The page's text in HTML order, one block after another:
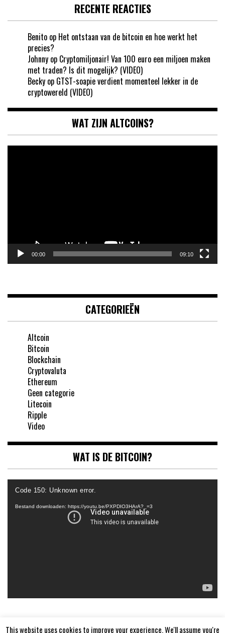
RECENTE REACTIES
Benito op Het ontstaan van de bitcoin en hoe werkt het
precies?
Johnny op Cryptomiljonair! Van 100 euro een miljoen maken
met traden? Is dit mogelijk? (VIDEO)
Becky op GTST-soapie verdient momenteel lekker in de
cryptowereld (VIDEO)
WAT ZIJN ALTCOINS?
00:00 09:10
CATEGORIEËN
Altcoin
Bitcoin
Blockchain
Cryptovaluta
Ethereum
Geen categorie
Litecoin
Ripple
Video
WAT IS DE BITCOIN?
Videospeler
Code 150: Unknown error.
Bestand downloaden: https://youtu.be/PXPDIO3HArA?_=3
This website uses cookies to improve your experience. We'll assume you're